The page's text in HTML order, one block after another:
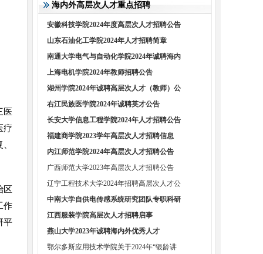
医
疗
区
作
平
海内外高层次人才重点招聘
安徽科技学院2024年度高层次人才招聘公告
山东石油化工学院2024年人才招聘简章
南通大学电气与自动化学院2024年诚聘海内
上海电机学院2024年教师招聘公告
湖州学院2024年诚聘高层次人才（教师）公
右江民族医学院2024年诚聘英才公告
长安大学信息工程学院2024年人才招聘公告
福建商学院2023学年高层次人才招聘信息
内江师范学院2024年高层次人才招聘公告
广西师范大学2023年高层次人才招聘公告
辽宁工程技术大学2024年招聘高层次人才公
中南大学自供电传感系统研究团队专职科研
江西服装学院高层次人才招聘启事
燕山大学2023年诚聘海内外优秀人才
鄂尔多斯应用技术学院关于2024年“银龄讲